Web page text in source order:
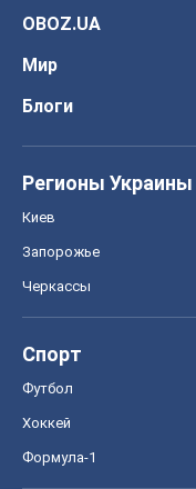
OBOZ.UA
Мир
Блоги
Регионы Украины
Киев
Запорожье
Черкассы
Спорт
Футбол
Хоккей
Формула-1